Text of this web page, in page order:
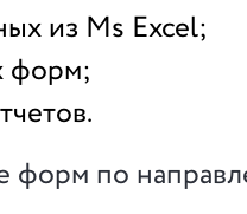
из Ms Excel;
форм;
форм по